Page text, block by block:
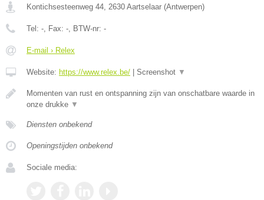
Kontichsesteenweg 44 2630 Aartselaar (Antwerpen)
Tel: - , Fax: - , BTW-nr: -
E-mail › Relex
Website: https://www.relex.be/ | Screenshot ▼
Momenten van rust en ontspanning zijn van onschatbare waarde in
onze drukke ▼
Diensten onbekend
Openingstijden onbekend
Sociale media: